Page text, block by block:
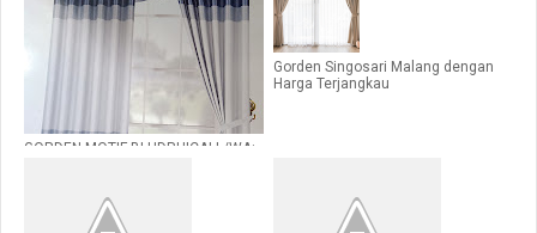
GORDEN MOTIF BLUDRU|CALL/WA:
Gorden Singosari Malang dengan
Harga Terjangkau